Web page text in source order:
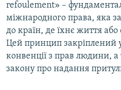
refoulement» –
міжнародного права, яка
до країн, де їхнє життя або
Цей принцип закріплений
конвенції з прав людини,
закону про надання